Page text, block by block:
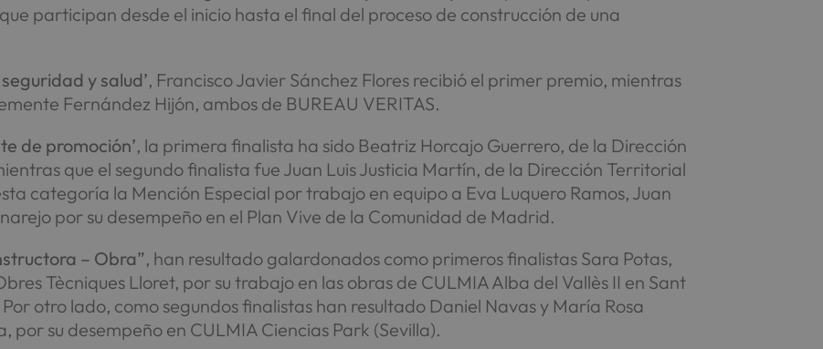
participan desde el inicio hasta el final del proceso de construcción de una
y salud’, Francisco Javier Sánchez Flores recibió el primer premio, mientras
Fernández Hijón, ambos de BUREAU VERITAS.
de promoción’, la primera finalista ha sido Beatriz Horcajo Guerrero, de la Dirección
que el segundo finalista fue Juan Luis Justicia Martín, de la Dirección Territorial
categoría la Mención Especial por trabajo en equipo a Eva Luquero Ramos, Juan
por su desempeño en el Plan Vive de la Comunidad de Madrid.
– Obra”, han resultado galardonados como primeros finalistas Sara Potas,
Tècniques Lloret, por su trabajo en las obras de CULMIA Alba del Vallès II en Sant
otro lado, como segundos finalistas han resultado Daniel Navas y María Rosa
por su desempeño en CULMIA Ciencias Park (Sevilla).